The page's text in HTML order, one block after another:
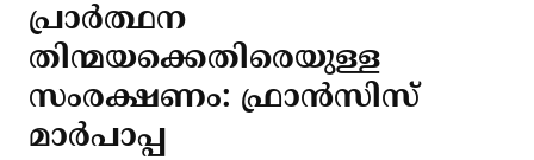
പ്രാര്‍ത്ഥന
തിന്മയക്കെതിരെയുള്ള
സംരക്ഷണം: ഫ്രാന്‍സിസ്
മാര്‍പാപ്പ